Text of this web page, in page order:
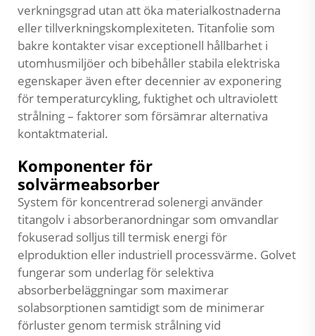
verkningsgrad utan att öka materialkostnaderna
eller tillverkningskomplexiteten. Titanfolie som
bakre kontakter visar exceptionell hållbarhet i
utomhusmiljöer och bibehåller stabila elektriska
egenskaper även efter decennier av exponering
för temperaturcykling, fuktighet och ultraviolett
strålning – faktorer som försämrar alternativa
kontaktmaterial.
Komponenter för
solvärmeabsorber
System för koncentrerad solenergi använder
titangolv i absorberanordningar som omvandlar
fokuserad solljus till termisk energi för
elproduktion eller industriell processvärme. Golvet
fungerar som underlag för selektiva
absorberbeläggningar som maximerar
solabsorptionen samtidigt som de minimerar
förluster genom termisk strålning vid